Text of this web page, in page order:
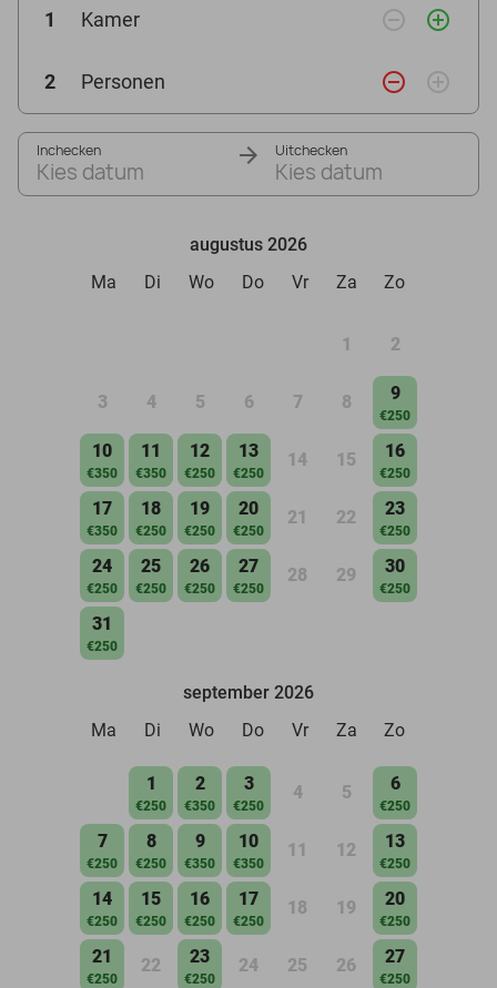
1 Kamer remove_circle_outline add_circle_outline
2 Personen remove_circle_outline add_circle_outline
Inchecken
Kies datum
Uitchecken
Kies datum
augustus 2026
Ma
Di Wo Do Vr Za Zo
1 2
3 4 5 6 7 8 9
€250
10
€350
11
€350
12
€250
13
€250
14 15 16
€250
17
€350
18
€250
19
€250
20
€250
21 22 23
€250
24
€250
25
€250
26
€250
27
€250
28 29 30
€250
31
€250
september 2026
Ma
Di Wo Do Vr Za Zo
1
€250
2
€350
3
€250
4 5 6
€250
7
€250
8
€250
9
€350
10
€350
11 12 13
€250
14
€250
15
€250
16
€250
17
€250
18 19 20
€250
21
€250
22 23
€250
24 25 26 27
€250